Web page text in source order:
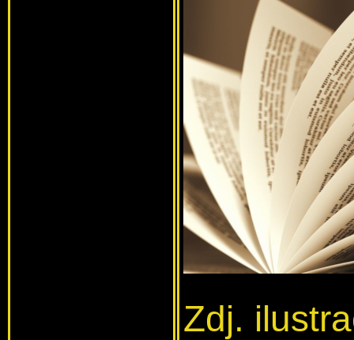
Zdj.